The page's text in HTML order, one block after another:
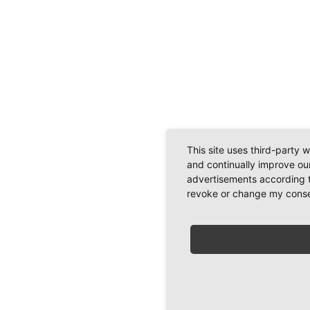
This site uses third-party
and continually improve
advertisements according
revoke or change my